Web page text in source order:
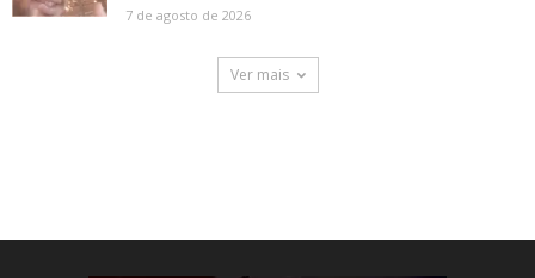
7 de agosto de 2026
Ver mais